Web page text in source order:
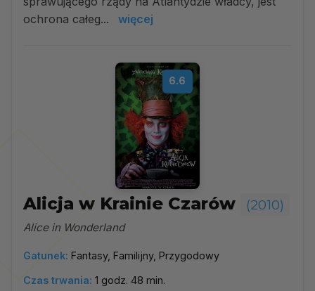
ochrona całeg...
więcej
6.6
Alicja w Krainie Czarów (2010)
Alice in Wonderland
Gatunek: Fantasy, Familijny, Przygodowy
Czas trwania: 1 godz. 48 min.